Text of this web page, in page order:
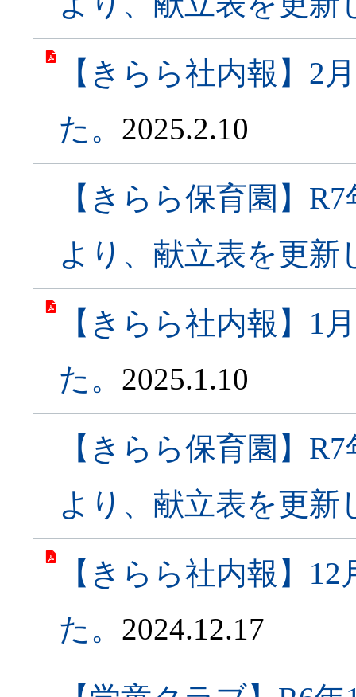
【きらら社内報】2
た。 2025.2.10
【きらら保育園】
より、献立表を更新
【きらら社内報】1
た。 2025.1.10
【きらら保育園】
より、献立表を更新
【きらら社内報】
た。 2024.12.17